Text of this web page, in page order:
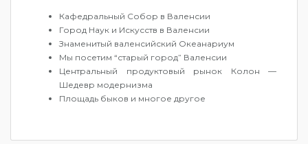
Кафедральный Собор в Валенсии
Город Наук и Искусств в Валенсии
Знаменитый валенсийский Океанариум
Мы посетим “старый город” Валенсии
Центральный продуктовый рынок Колон —
Шедевр модернизма
Площадь быков и многое другое